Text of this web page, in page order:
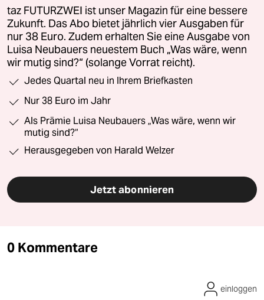
taz FUTURZWEI ist unser Magazin für eine bessere
Zukunft. Das Abo bietet jährlich vier Ausgaben für
nur 38 Euro. Zudem erhalten Sie eine Ausgabe von
Luisa Neubauers neuestem Buch „Was wäre, wenn
wir mutig sind?“ (solange Vorrat reicht).
Jedes Quartal neu in Ihrem Briefkasten
Nur 38 Euro im Jahr
Als Prämie Luisa Neubauers „Was wäre, wenn wir
mutig sind?“
Herausgegeben von Harald Welzer
Jetzt abonnieren
0 Kommentare
einloggen